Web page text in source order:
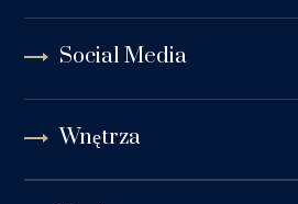
Social Media
Wnętrza